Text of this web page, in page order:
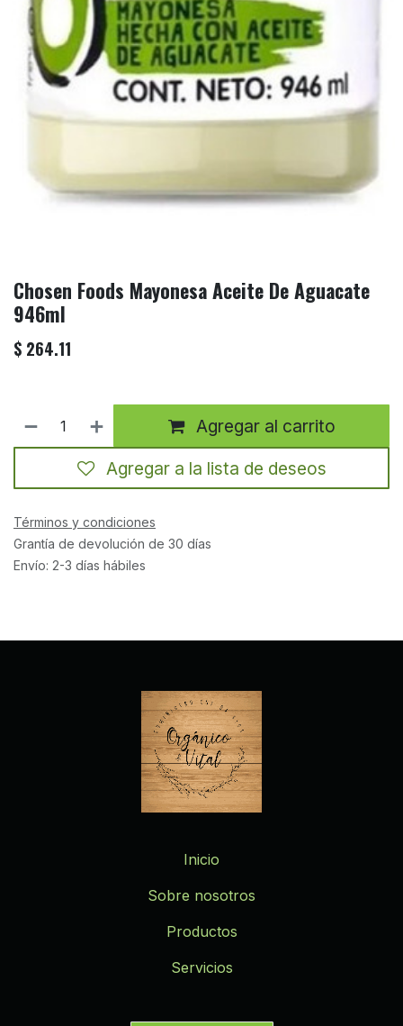
Chosen Foods Mayonesa Aceite De Aguacate
946ml
$ 264.11
Agregar al carrito
Agregar a la lista de deseos
Términos y condiciones
Grantía de devolución de 30 días
Envío: 2-3 días hábiles
Inicio
Sobre nosotros
Productos
Servicios